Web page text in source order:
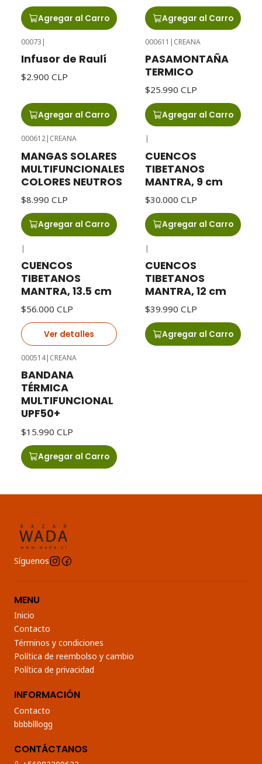
Agregar al Carro Agregar al Carro
00073 |
Infusor de Raulí
$2.900 CLP
Agregar al Carro
000611 | CREANA
PASAMONTAÑA
TERMICO
$25.990 CLP
Agregar al Carro
000612 CREANA
MANGAS SOLARES
MULTIFUNCIONALES
COLORES NEUTROS
$8.990 CLP
Agregar al Carro
CUENCOS
TIBETANOS
MANTRA, 9 cm
$30.000 CLP
Agregar al Carro
|
CUENCOS
TIBETANOS
MANTRA, 13.5 cm
$56.000 CLP
Ver detalles
|
CUENCOS
TIBETANOS
MANTRA, 12 cm
$39.990 CLP
Agregar al Carro
000514| CREANA
BANDANA
TÉRMICA
MULTIFUNCIONAL
UPF50+
$15.990 CLP
Agregar al Carro
Síguenos
MENU
Inicio
Contacto
Términos y condiciones
Política de reembolso y cambio
Política de privacidad
INFORMACIÓN
Contacto
bbbblllogg
CONTÁCTANOS